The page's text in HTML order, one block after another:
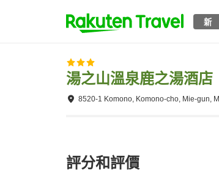
新
湯之山溫泉鹿之湯酒店
8520-1 Komono, Komono-cho, Mie-gun,
評分和評價